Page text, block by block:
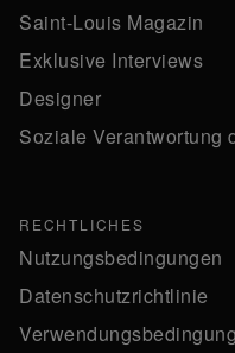
Saint-Louis Magazin
Exklusive Interviews
Designer
Soziale Verantwortung
RECHTLICHES
Nutzungsbedingungen
Datenschutzrichtlinie